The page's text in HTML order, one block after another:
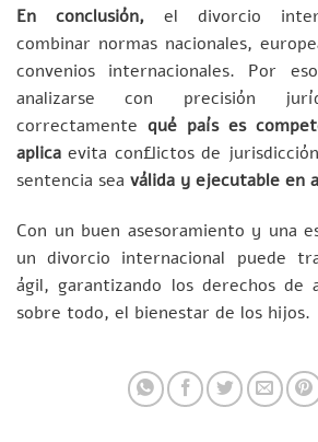
En conclusión, el divorcio
combinar normas nacionales,
convenios internacionales. Por
analizarse con precisión
correctamente qué país es
aplica evita conflictos de
sentencia sea válida y ejecutable en
Con un buen asesoramiento y una
un divorcio internacional puede
ágil, garantizando los derechos de
sobre todo, el bienestar de los hijos.